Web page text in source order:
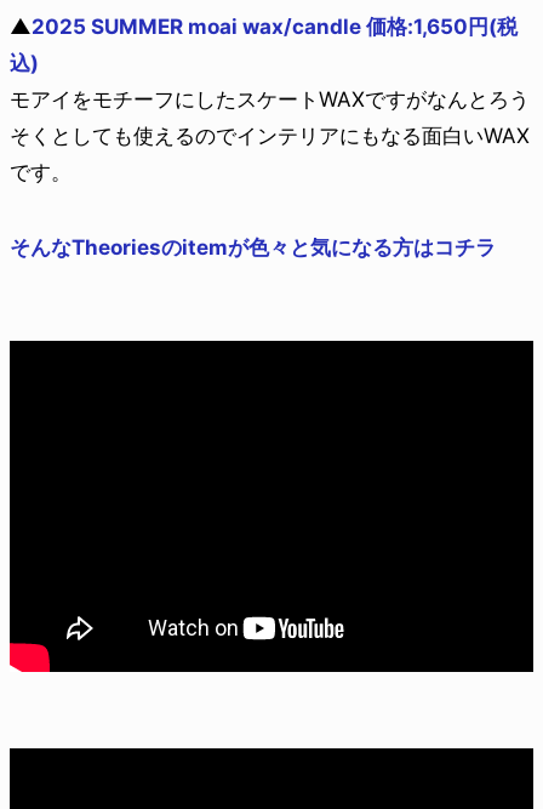
▲2025 SUMMER moai wax/candle 価格:1,650円(税
込)
モアイをモチーフにしたスケートWAXですがなんとろう
そくとしても使えるのでインテリアにもなる面白いWAX
です。
そんなTheoriesのitemが色々と気になる方はコチラ